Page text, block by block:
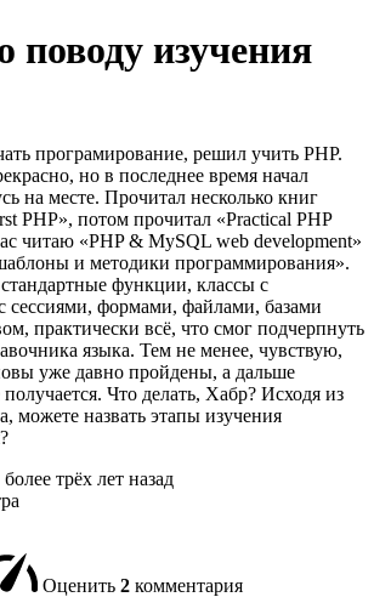
поводу изучения
програмирование, решил учить PHP.
но в последнее время начал
на месте. Прочитал несколько книг
PHP», потом прочитал «Practical PHP
читаю «PHP & MySQL web development»
и методики программирования».
функции, классы с
сессиями, формами, файлами, базами
практически всё, что смог подчерпнуть
языка. Тем не менее, чувствую,
уже давно пройдены, а дальше
Что делать, Хабр? Исходя из
можете назвать этапы изучения
более трёх лет назад
Оценить 2 комментария